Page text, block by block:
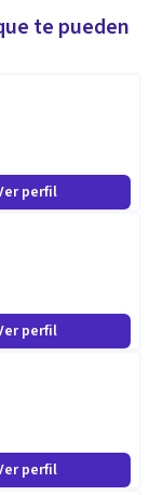
te pueden
perfil
perfil
perfil